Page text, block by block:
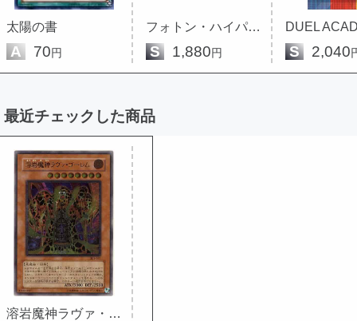
太陽の書
A 70円
フォトン・ハイパーノヴァ 未開封...
S 1,880円 S 2,040
最近チェックした商品
溶岩魔神ラヴァ・ゴーレム